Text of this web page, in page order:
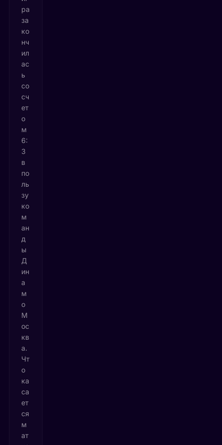
ра
за
ко
нч
ил
ас
ь
со
сч
ет
о
м
6:
3
в
по
ль
зу
ко
м
ан
д
ы
Д
ин
а
м
о
М
ос
кв
а.
Чт
о
ка
са
ет
ся
м
ат